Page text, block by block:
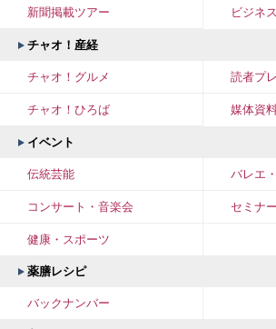
新聞掲載ツアー ビジネ
チャオ！産経
チャオ！グルメ 読者プ
チャオ！ひろば 媒体資
イベント
伝統芸能 バレエ
コンサート・音楽会 セミナ
健康・スポーツ
薬膳レシピ
バックナンバー